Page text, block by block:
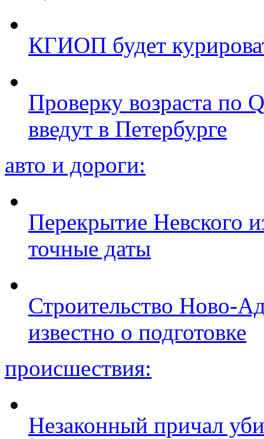
КГИОП будет
Проверку возраста по
введут в Петербурге
авто и дороги:
Перекрытие Невского
точные даты
Строительство Ново-
известно о подготовке
происшествия:
Незаконный причал